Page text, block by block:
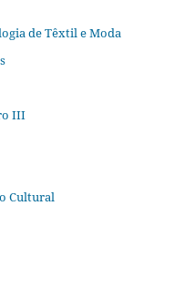
de Têxtil e Moda
III
Cultural